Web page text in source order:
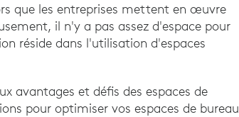
que les entreprises mettent en œuvre
il n'y a pas assez d'espace pour
réside dans l'utilisation d'espaces
avantages et défis des espaces de
pour optimiser vos espaces de bureau